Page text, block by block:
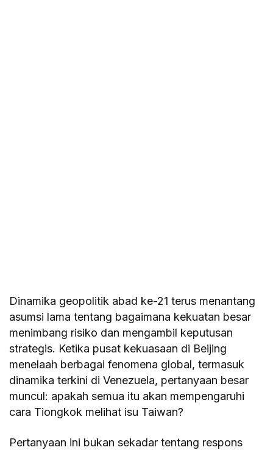
Dinamika geopolitik abad ke-21 terus menantang
asumsi lama tentang bagaimana kekuatan besar
menimbang risiko dan mengambil keputusan
strategis. Ketika pusat kekuasaan di Beijing
menelaah berbagai fenomena global, termasuk
dinamika terkini di Venezuela, pertanyaan besar
muncul: apakah semua itu akan mempengaruhi
cara Tiongkok melihat isu Taiwan?
Pertanyaan ini bukan sekadar tentang respons